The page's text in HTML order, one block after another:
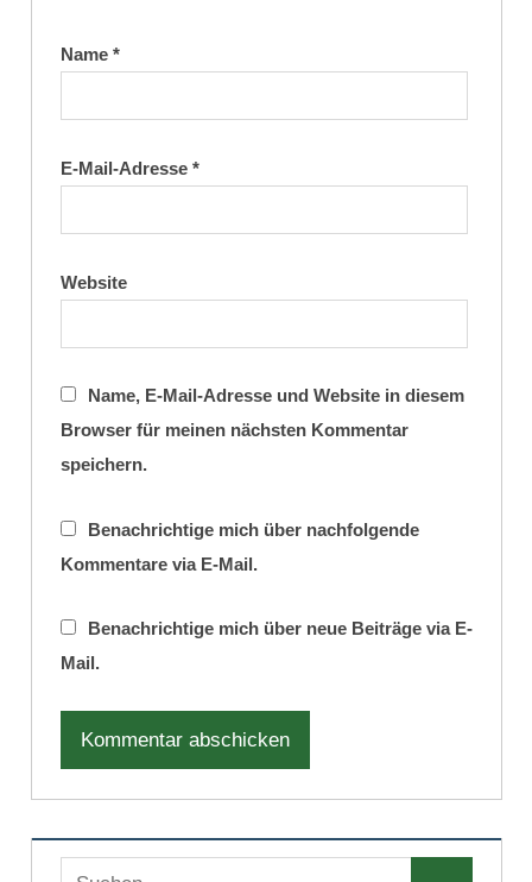
Name *
E-Mail-Adresse *
Website
Name, E-Mail-Adresse und Website in diesem
Browser für meinen nächsten Kommentar
speichern.
Benachrichtige mich über nachfolgende
Kommentare via E-Mail.
Benachrichtige mich über neue Beiträge via E-
Mail.